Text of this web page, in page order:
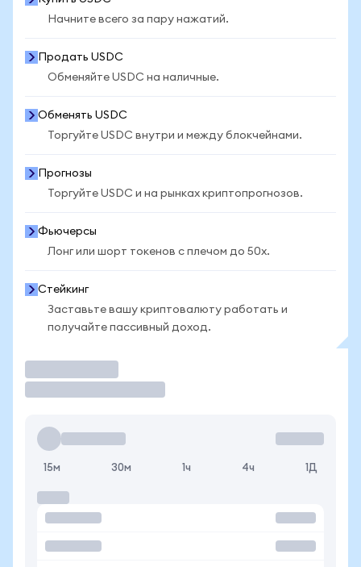
Начните всего за пару нажатий.
Продать USDC
Обменяйте USDC на наличные.
Обменять USDC
Торгуйте USDC внутри и между блокчейнами.
Прогнозы
Торгуйте USDC и на рынках криптопрогнозов.
Фьючерсы
Лонг или шорт токенов с плечом до 50x.
Стейкинг
Заставьте вашу криптовалюту работать и
получайте пассивный доход.
15м 30м 1ч 4ч 1Д